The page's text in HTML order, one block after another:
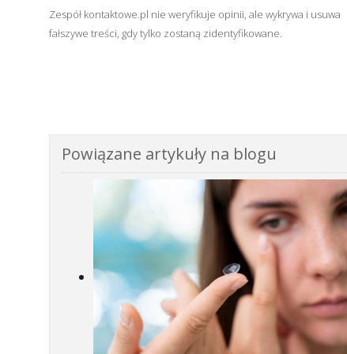
Zespół kontaktowe.pl nie weryfikuje opinii, ale wykrywa i usuwa
fałszywe treści, gdy tylko zostaną zidentyfikowane.
Powiązane artykuły na blogu